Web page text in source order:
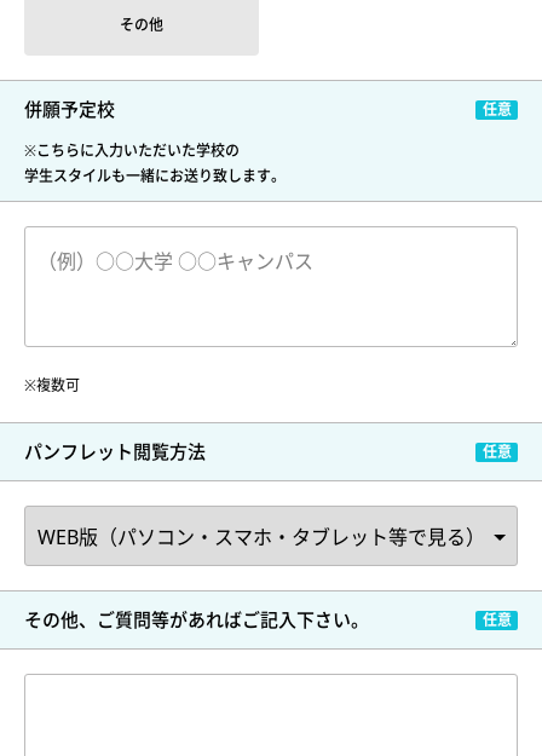
その他
併願予定校
※こちらに入力いただいた学校の
学生スタイルも一緒にお送り致します。
※複数可
パンフレット閲覧方法
その他、ご質問等があればご記入下さい。